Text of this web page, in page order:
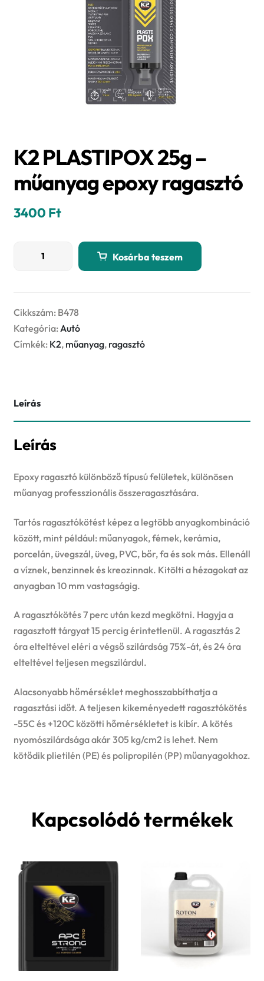
K2 PLASTIPOX 25g –
műanyag epoxy ragasztó
3400 Ft
műanyag
epoxy
ragasztó
Kosárba teszem
Cikkszám: B478
Kategória: Autó
Címkék: K2, műanyag, ragasztó
Leírás
Leírás
Epoxy ragasztó különböző típusú felületek, különösen
műanyag professzionális összeragasztására.
Tartós ragasztókötést képez a legtöbb anyagkombináció
között, mint például: műanyagok, fémek, kerámia,
porcelán, üvegszál, üveg, PVC, bőr, fa és sok más. Ellenáll
a víznek, benzinnek és kreozinnak. Kitölti a hézagokat az
anyagban 10 mm vastagságig.
A ragasztókötés 7 perc után kezd megkötni. Hagyja a
ragasztott tárgyat 15 percig érintetlenül. A ragasztás 2
óra elteltével eléri a végső szilárdság 75%-át, és 24 óra
elteltével teljesen megszilárdul.
Alacsonyabb hőmérséklet meghosszabbíthatja a
ragasztási időt. A teljesen kikeményedett ragasztókötés
-55C és +120C közötti hőmérsékletet is kibír. A kötés
nyomószilárdsága akár 305 kg/cm2 is lehet. Nem
kötődik plietilén (PE) és polipropilén (PP) műanyagokhoz.
Kapcsolódó termékek